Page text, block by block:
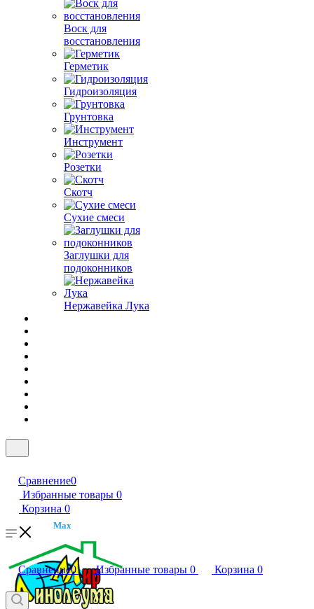
Воск для
восстановления
Герметик
Гидроизоляция
Грунтовка
Инструмент
Розетки
Скотч
Сухие смеси
Заглушки для
подоконников
Нержавейка Лука
Сравнение0
Избранные товары 0
Корзина 0
Max
Сравнение0 Избранные товары 0 Корзина 0